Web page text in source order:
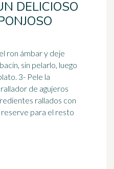
DELICIOSO
ron ámbar y deje
la
rallador de agujeros
reserve para el resto